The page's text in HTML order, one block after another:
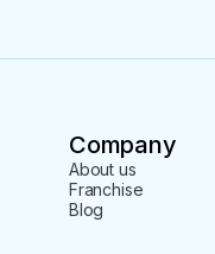
Company
About us
Franchise
Blog